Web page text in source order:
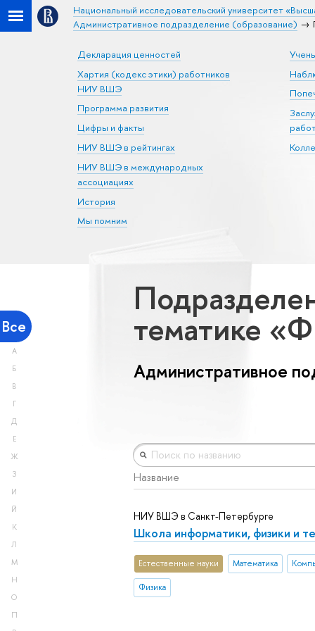
Национальный исследовательский университет
Административное подразделение (образование)
Декларация ценностей
Хартия (кодекс этики) работников
НИУ ВШЭ
Программа развития
Цифры и факты
НИУ ВШЭ в рейтингах
НИУ ВШЭ в международных
ассоциациях
История
Мы помним
Все
А
Б
В
Г
Д
Е
Ж
З
И
Й
К
Л
М
Н
О
П
тематике
Административное
Название
НИУ ВШЭ в Санкт-Петербурге
Школа информатики, физики и
Естественные науки Математика
Физика